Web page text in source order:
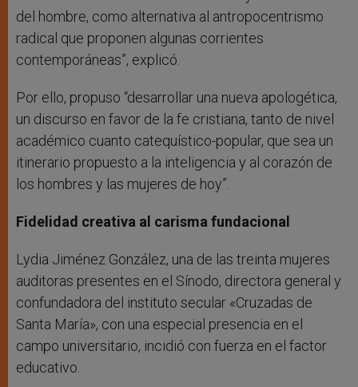
del hombre, como alternativa al antropocentrismo
radical que proponen algunas corrientes
contemporáneas”, explicó.
Por ello, propuso “desarrollar una nueva apologética,
un discurso en favor de la fe cristiana, tanto de nivel
académico cuanto catequístico-popular, que sea un
itinerario propuesto a la inteligencia y al corazón de
los hombres y las mujeres de hoy”.
Fidelidad creativa al carisma fundacional
Lydia Jiménez González, una de las treinta mujeres
auditoras presentes en el Sínodo, directora general y
confundadora del instituto secular «Cruzadas de
Santa María», con una especial presencia en el
campo universitario, incidió con fuerza en el factor
educativo.